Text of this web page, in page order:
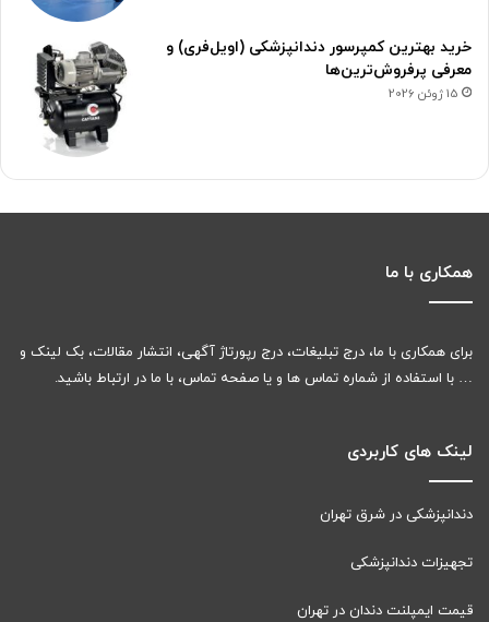
خرید بهترین کمپرسور دندانپزشکی (اویل‌فری) و
معرفی پرفروش‌ترین‌ها
15 ژوئن 2026
همکاری با ما
برای همکاری با ما، درج تبلیغات، درج رپورتاژ آگهی، انتشار مقالات، بک لینک و
… با استفاده از شماره تماس ها و یا صفحه تماس، با ما در ارتباط باشید.
لینک های کاربردی
دندانپزشکی در شرق تهران
تجهیزات دندانپزشکی
قیمت ایمپلنت دندان در تهران